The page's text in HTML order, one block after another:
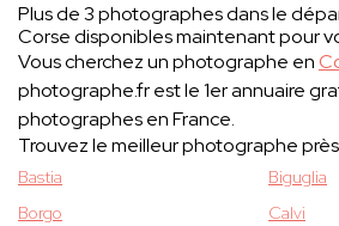
Plus de 3 photographes dans le
Corse disponibles maintenant pour
Vous cherchez un photographe en
photographe.fr est le 1er annuaire
photographes en France.
Trouvez le meilleur photographe
Bastia
Biguglia
Borgo
Calvi